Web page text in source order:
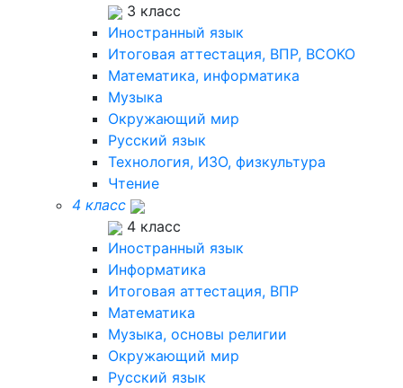
3 класс
Иностранный язык
Итоговая аттестация, ВПР, ВСОКО
Математика, информатика
Музыка
Окружающий мир
Русский язык
Технология, ИЗО, физкультура
Чтение
4 класс
4 класс
Иностранный язык
Информатика
Итоговая аттестация, ВПР
Математика
Музыка, основы религии
Окружающий мир
Русский язык